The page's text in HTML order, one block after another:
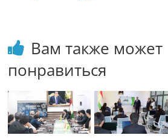
Вам также может
понравиться